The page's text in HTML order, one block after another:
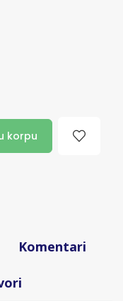
korpu
Komentari